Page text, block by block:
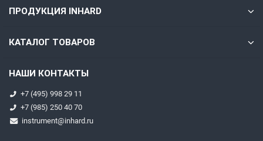
ПРОДУКЦИЯ INHARD
КАТАЛОГ ТОВАРОВ
НАШИ КОНТАКТЫ
+7 (495) 998 29 11
+7 (985) 250 40 70
instrument@inhard.ru